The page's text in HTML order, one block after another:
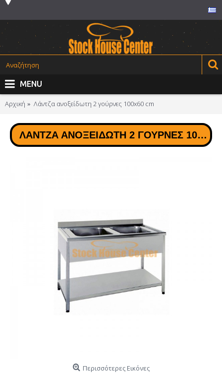
MENU
Αρχική Λάντζα ανοξείδωτη 2 γούρνες 100x60 cm
ΛΆΝΤΖΑ ΑΝΟΞΕΊΔΩΤΗ 2 ΓΟΎΡΝΕΣ 100X60 CM
Περισσότερες Εικόνες